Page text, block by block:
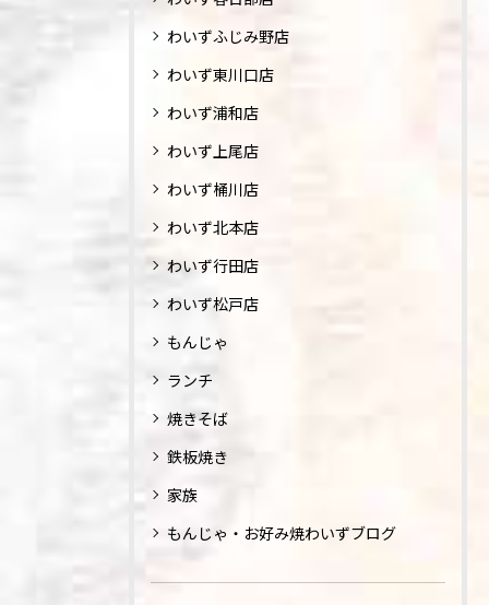
わいずふじみ野店
わいず東川口店
わいず浦和店
わいず上尾店
わいず桶川店
わいず北本店
わいず行田店
わいず松戸店
もんじゃ
ランチ
焼きそば
鉄板焼き
家族
もんじゃ・お好み焼わいずブログ